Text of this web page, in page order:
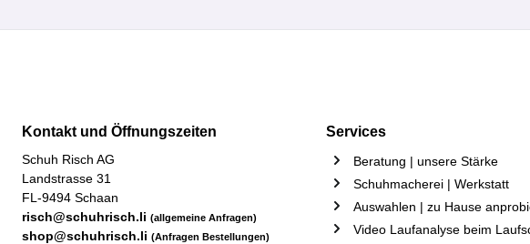
Kontakt und Öffnungszeiten
Schuh Risch AG
Landstrasse 31
FL-9494 Schaan
risch@schuhrisch.li (allgemeine Anfragen)
shop@schuhrisch.li (Anfragen Bestellungen)
Services
Beratung | unsere Stärke
Schuhmacherei | Werkstatt
Auswahlen | zu Hause
Video Laufanalyse beim